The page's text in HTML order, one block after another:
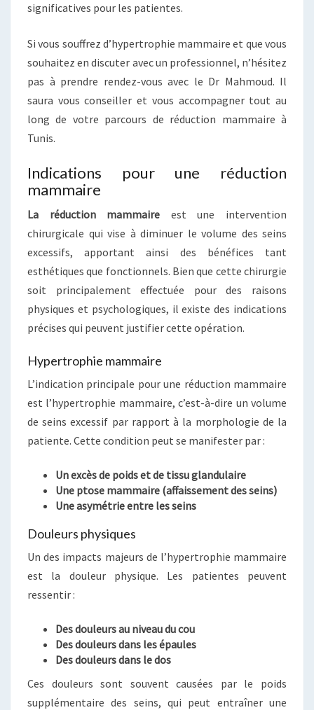
significatives pour les patientes.
Si vous souffrez d’hypertrophie mammaire et que vous
souhaitez en discuter avec un professionnel, n’hésitez
pas à prendre rendez-vous avec le Dr Mahmoud. Il
saura vous conseiller et vous accompagner tout au
long de votre parcours de réduction mammaire à
Tunis.
Indications pour une réduction
mammaire
La réduction mammaire est une intervention
chirurgicale qui vise à diminuer le volume des seins
excessifs, apportant ainsi des bénéfices tant
esthétiques que fonctionnels. Bien que cette chirurgie
soit principalement effectuée pour des raisons
physiques et psychologiques, il existe des indications
précises qui peuvent justifier cette opération.
Hypertrophie mammaire
L’indication principale pour une réduction mammaire
est l’hypertrophie mammaire, c’est-à-dire un volume
de seins excessif par rapport à la morphologie de la
patiente. Cette condition peut se manifester par :
Un excès de poids et de tissu glandulaire
Une ptose mammaire (affaissement des seins)
Une asymétrie entre les seins
Douleurs physiques
Un des impacts majeurs de l’hypertrophie mammaire
est la douleur physique. Les patientes peuvent
ressentir :
Des douleurs au niveau du cou
Des douleurs dans les épaules
Des douleurs dans le dos
Ces douleurs sont souvent causées par le poids
supplémentaire des seins, qui peut entraîner une